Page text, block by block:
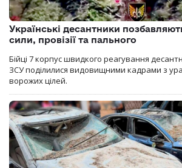
Українські десантники
сили, провізії та пального
Бійці 7 корпус швидкого реагування
ЗСУ поділилися видовищними кадрами з
ворожих цілей.